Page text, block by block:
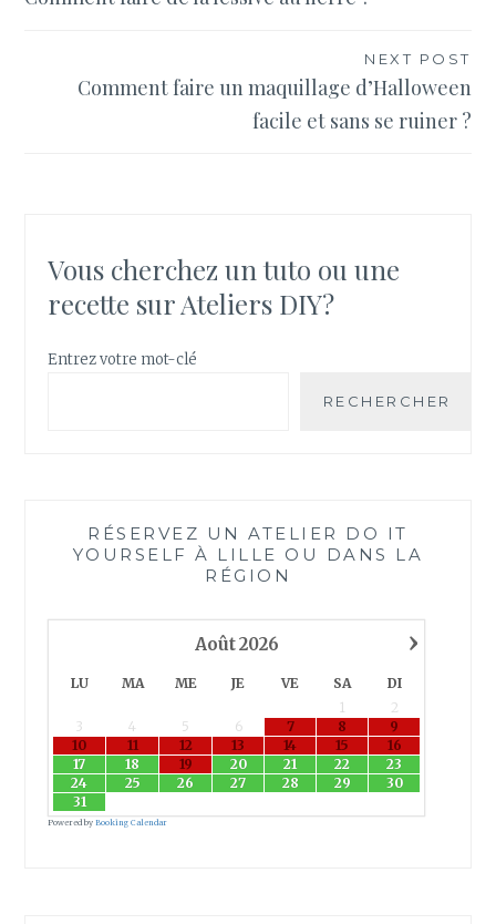
de
NEXT POST
Comment faire un maquillage d’Halloween
facile et sans se ruiner ?
Vous cherchez un tuto ou une
recette sur Ateliers DIY?
Entrez votre mot-clé
RECHERCHER
RÉSERVEZ UN ATELIER DO IT
YOURSELF À LILLE OU DANS LA
RÉGION
›
Août2026
LU MA ME JE VE SA
DI
1
2
3
4 5 6 7 8
9
10
11 12 13 14 15
16
17
18 19 20 21 22
23
24
25 26 27 28 29
30
31
Powered byBooking Calendar